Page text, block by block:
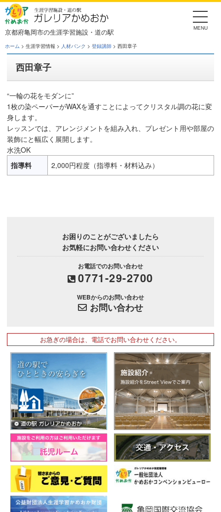
Skip
to
the
content
京都府亀岡市の生涯学習施設・道の駅
ホーム > 生涯学習情報 > 人材バンク > 登録講師 > 西田章子
西田章子
“一輪の花をモダンに”
1枚の染ペーパーがWAXを通すことによってクリスタル調の花に変
身します。
レッスンでは、アレンジメントを組み入れ、プレゼント用や部屋の
装飾にと幅広く展開します。
水洗OK
指導料
2,000円程度（指導料・材料込み）
お困りのことがございましたら
お気軽にお問い合わせください
お電話でのお問い合わせ
0771-29-2700
WEBからのお問い合わせ
お問い合わせ
お急ぎの場合は、電話でお問い合わせください。